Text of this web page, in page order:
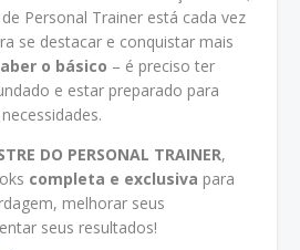
Personal Trainer está cada vez
se destacar e conquistar mais
o básico – é preciso ter
e estar preparado para
DO PERSONAL TRAINER,
completa e exclusiva para
melhorar seus
seus resultados!